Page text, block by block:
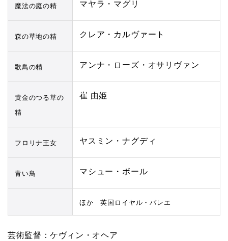
魔法の庭の精 マヤラ・マグリ
森の草地の精 クレア・カルヴァート
歌鳥の精 アンナ・ローズ・オサリヴァン
黄金のつる草の
精
崔 由姫
フロリナ王女 ヤスミン・ナグディ
青い鳥 マシュー・ボール
ほか 英国ロイヤル・バレエ
芸術監督：ケヴィン・オヘア